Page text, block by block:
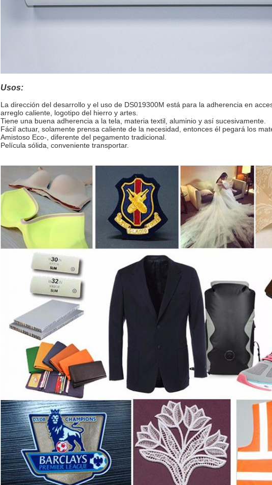
Usos:
La dirección del desarrollo y el uso de DS019300M está para la adherencia en
arreglo caliente, logotipo del hierro y artes.
Tiene una buena adherencia a la tela, materia textil, aluminio y así sucesivamente.
Fácil actuar, solamente prensa caliente de la necesidad, entonces él pegará los
Amistoso Eco-, diferente del pegamento tradicional.
Película sólida, conveniente transportar.